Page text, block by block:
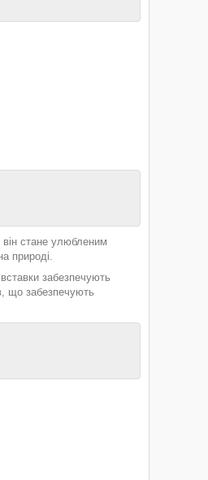
він стане улюбленим
природі.
забезпечують
що забезпечують